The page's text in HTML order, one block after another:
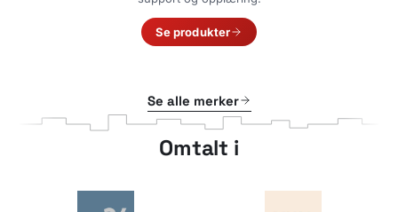
Se produkter
Se alle merker
Omtalt i